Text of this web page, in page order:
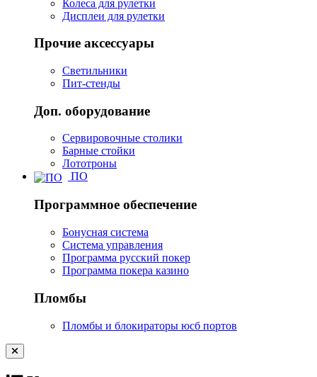
Колеса для рулетки
Дисплеи для рулетки
Прочие аксессуары
Светильники
Пит-стенды
Доп. оборудование
Сервировочные столики
Барные стойки
Лототроны
ПО
Программное обеспечение
Бонусная система
Система управления
Программа русский покер
Программа покера казино
Пломбы
Пломбы и блокираторы юсб портов